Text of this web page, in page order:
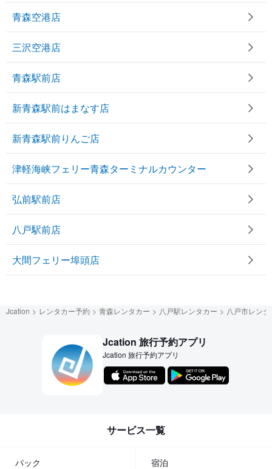
青森空港店
三沢空港店
青森駅前店
新青森駅前はまなす店
新青森駅前りんご店
津軽海峡フェリー青森ターミナルカウンター
弘前駅前店
八戸駅前店
大間フェリー埠頭店
Jcation レンタカー予約 青森レンタカー 八戸駅レンタカー 八戸市レン
Jcation 旅行予約アプリ
Jcation 旅行予約アプリ
サービス一覧
パック 宿泊